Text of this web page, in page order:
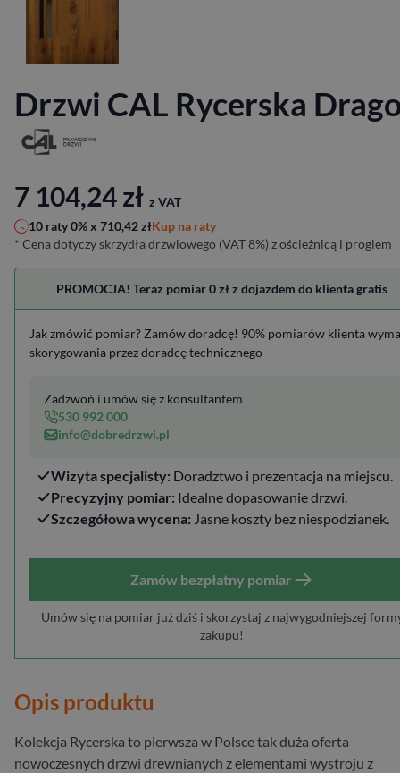
Drzwi CAL Rycerska
7 104,24zł z VAT
10 raty 0% x 710,42złKup na raty
* Cena dotyczy skrzydła drzwiowego (VAT 8%) z ościeżnicą i progiem
PROMOCJA! Teraz pomiar 0 zł z dojazdem do klienta gratis
Jak zmówić pomiar? Zamów doradcę! 90% pomiarów klienta
skorygowania przez doradcę technicznego
Wizyta specjalisty: Doradztwo i prezentacja na miejscu.
Precyzyjny pomiar: Idealne dopasowanie drzwi.
Szczegółowa wycena: Jasne koszty bez niespodzianek.
Zadzwoń i umów się z konsultantem
530 992 000
info@dobredrzwi.pl
Zamów bezpłatny pomiar
Umów się na pomiar już dziś i skorzystaj z najwygodniejszej
zakupu!
Opis produktu
Kolekcja Rycerska to pierwsza w Polsce tak duża oferta
nowoczesnych drzwi drewnianych z elementami wystroju z